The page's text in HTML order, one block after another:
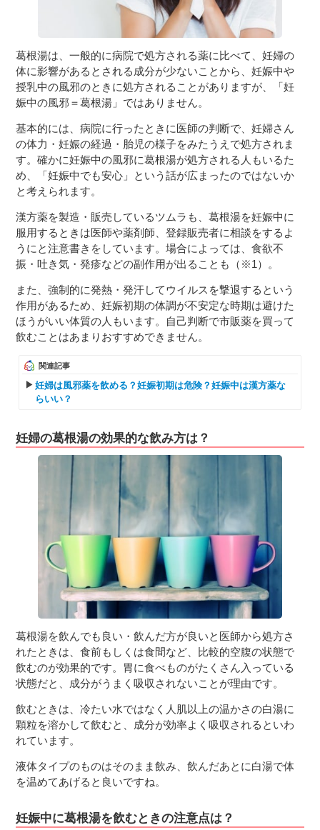
葛根湯は、一般的に病院で処方される薬に比べて、妊婦の
体に影響があるとされる成分が少ないことから、妊娠中や
授乳中の風邪のときに処方されることがありますが、「妊
娠中の風邪＝葛根湯」ではありません。
基本的には、病院に行ったときに医師の判断で、妊婦さん
の体力・妊娠の経過・胎児の様子をみたうえで処方されま
す。確かに妊娠中の風邪に葛根湯が処方される人もいるた
め、「妊娠中でも安心」という話が広まったのではないか
と考えられます。
漢方薬を製造・販売しているツムラも、葛根湯を妊娠中に
服用するときは医師や薬剤師、登録販売者に相談をするよ
うにと注意書きをしています。場合によっては、食欲不
振・吐き気・発疹などの副作用が出ることも（※1）。
また、強制的に発熱・発汗してウイルスを撃退するという
作用があるため、妊娠初期の体調が不安定な時期は避けた
ほうがいい体質の人もいます。自己判断で市販薬を買って
飲むことはあまりおすすめできません。
関連記事
妊婦は風邪薬を飲める？妊娠初期は危険？妊娠中は漢方薬な
らいい？
妊婦の葛根湯の効果的な飲み方は？
葛根湯を飲んでも良い・飲んだ方が良いと医師から処方さ
れたときは、食前もしくは食間など、比較的空腹の状態で
飲むのが効果的です。胃に食べものがたくさん入っている
状態だと、成分がうまく吸収されないことが理由です。
飲むときは、冷たい水ではなく人肌以上の温かさの白湯に
顆粒を溶かして飲むと、成分が効率よく吸収されるといわ
れています。
液体タイプのものはそのまま飲み、飲んだあとに白湯で体
を温めてあげると良いですね。
妊娠中に葛根湯を飲むときの注意点は？